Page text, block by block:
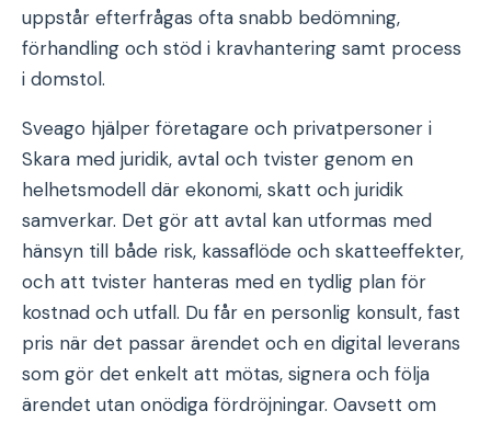
uppstår efterfrågas ofta snabb bedömning,
förhandling och stöd i kravhantering samt process
i domstol.
Sveago hjälper företagare och privatpersoner i
Skara med juridik, avtal och tvister genom en
helhetsmodell där ekonomi, skatt och juridik
samverkar. Det gör att avtal kan utformas med
hänsyn till både risk, kassaflöde och skatteeffekter,
och att tvister hanteras med en tydlig plan för
kostnad och utfall. Du får en personlig konsult, fast
pris när det passar ärendet och en digital leverans
som gör det enkelt att mötas, signera och följa
ärendet utan onödiga fördröjningar. Oavsett om